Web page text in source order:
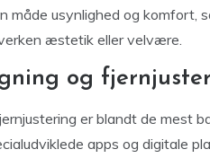
måde usynlighed og komfort,
æstetik eller velvære.
og
er blandt de mest
apps og digitale